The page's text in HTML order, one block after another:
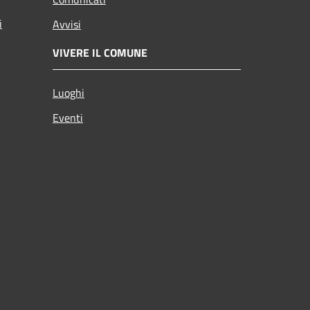
Avvisi
VIVERE IL COMUNE
Luoghi
Eventi